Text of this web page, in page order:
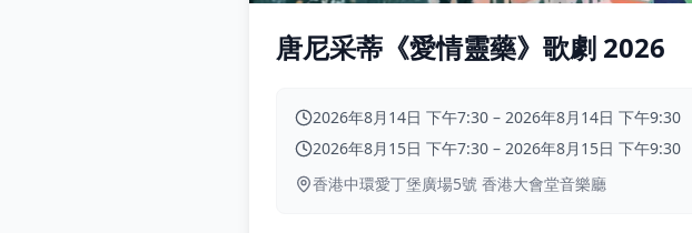
唐尼采蒂《愛情靈藥》歌劇 2026
2026年8月14日 下午7:30 – 2026年8月14日 下午9:30
2026年8月15日 下午7:30 – 2026年8月15日 下午9:30
香港中環愛丁堡廣場5號 香港大會堂音樂廳